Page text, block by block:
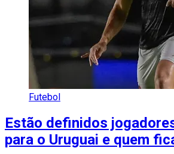
Futebol
Estão definidos
para o Uruguai e quem